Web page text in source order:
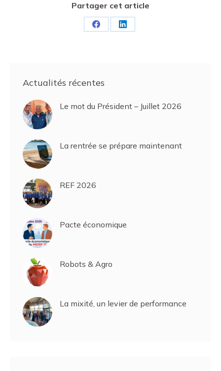
Partager cet article
PartagerPartager
Actualités récentes
Le mot du Président – Juillet 2026
La rentrée se prépare maintenant
REF 2026
Pacte économique
Robots & Agro
La mixité, un levier de performance